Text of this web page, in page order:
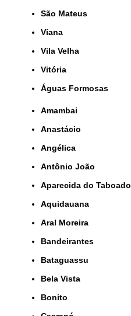
São Mateus
Viana
Vila Velha
Vitória
Águas Formosas
Amambai
Anastácio
Angélica
Antônio João
Aparecida do Taboado
Aquidauana
Aral Moreira
Bandeirantes
Bataguassu
Bela Vista
Bonito